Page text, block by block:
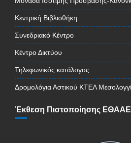
Κεντρική Βιβλιοθήκη
Συνεδριακό Κέντρο
Κέντρο Δικτύου
Τηλεφωνικός κατάλογος
Δρομολόγια Αστικού ΚΤΕΛ
Έκθεση Πιστοποίησης ΕΘΑΑΕ